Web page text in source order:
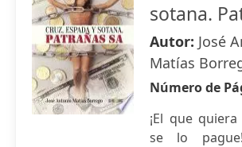
sotana.
Autor: José
Matías
Número de
¡El que
se lo